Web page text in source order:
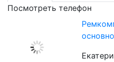
Посмотреть телефон